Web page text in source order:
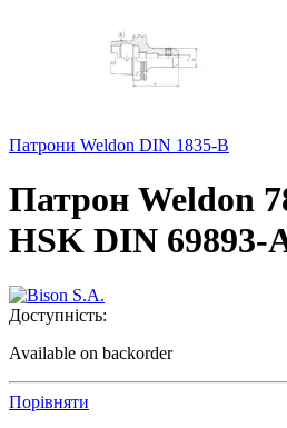
Патрони Weldon DIN 1835-B
Патрон Weldon
HSK DIN 69893-
Доступність:
Available on backorder
Порівняти